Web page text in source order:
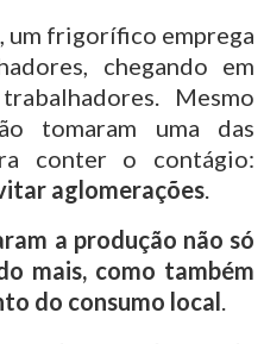
um frigorífico emprega
chegando em
Mesmo
tomaram uma das
conter o contágio:
aglomerações
a produção não só
mais, como também
do consumo local